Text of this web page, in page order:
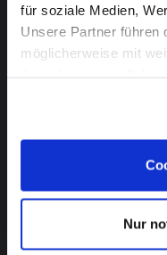
für soziale Medien,
Unsere Partner führen
möglicherweise mit
Nur
Egmont
Ihre Daten